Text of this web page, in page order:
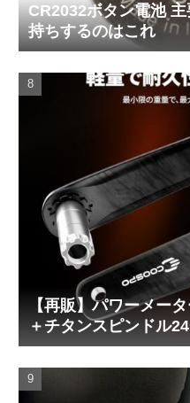
CR2032ボタン電池
持ちするのはこれ
【再販】パワーメー
＋チタンスピンドル
円！